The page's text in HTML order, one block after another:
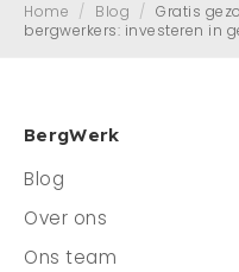
Home / Blog / Gratis
bergwerkers: investeren in
BergWerk
Blog
Over ons
Ons team